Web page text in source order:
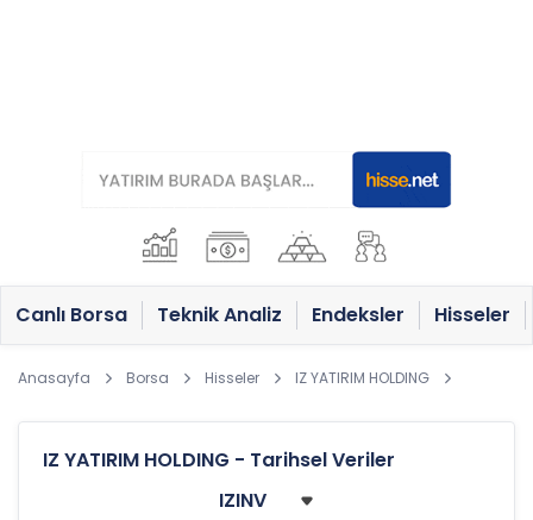
Canlı Borsa Teknik Analiz Endeksler Hisseler
Anasayfa Borsa Hisseler IZ YATIRIM HOLDING
IZ YATIRIM HOLDING - Tarihsel Veriler